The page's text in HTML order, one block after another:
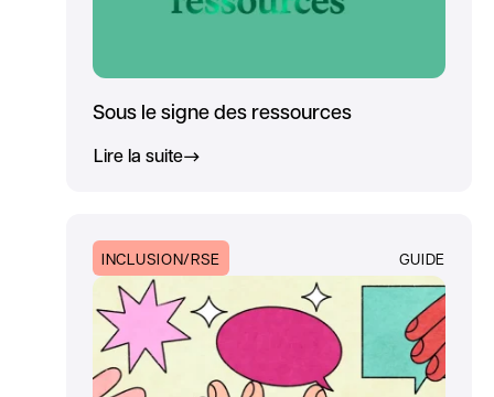
Sous le signe des ressources
Lire la suite
INCLUSION/RSE GUIDE